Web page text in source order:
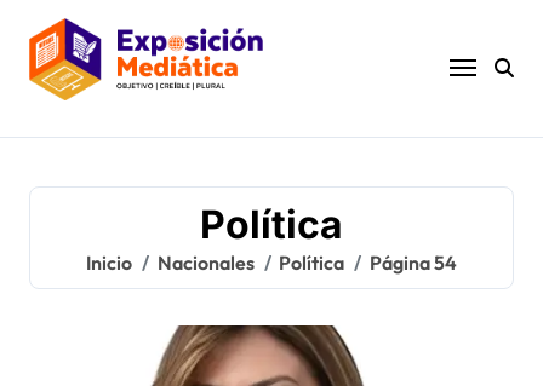
contenido
Política
Inicio Nacionales Política Página 54